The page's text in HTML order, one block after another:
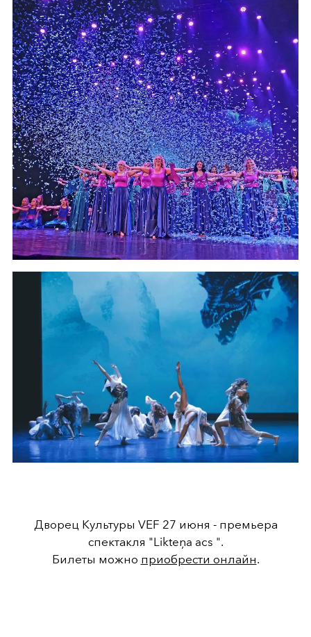
Дворец Культуры VEF 27 июня - премьера
спектакля "Likteņa acs ".
Билеты можно приобрести онлайн.